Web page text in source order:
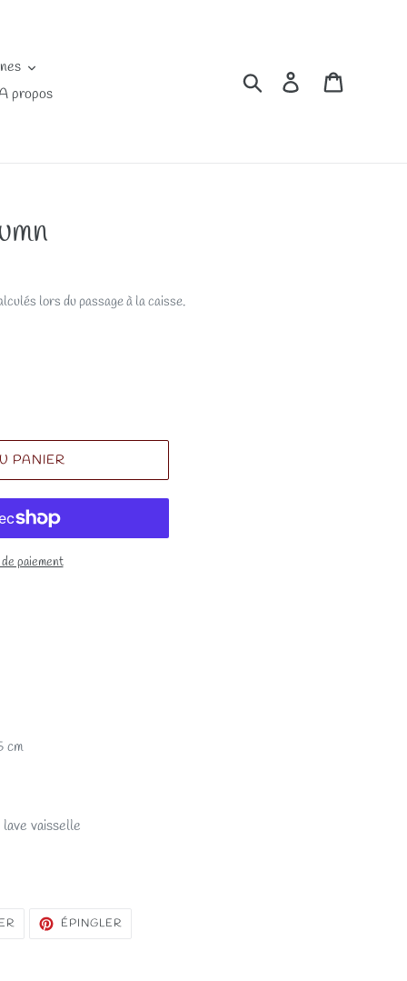
propos
RechercherSe connecter
lors du passage à la caisse.
PANIER
paiement
cm
lave vaisselle
TWEETERÉPINGLER